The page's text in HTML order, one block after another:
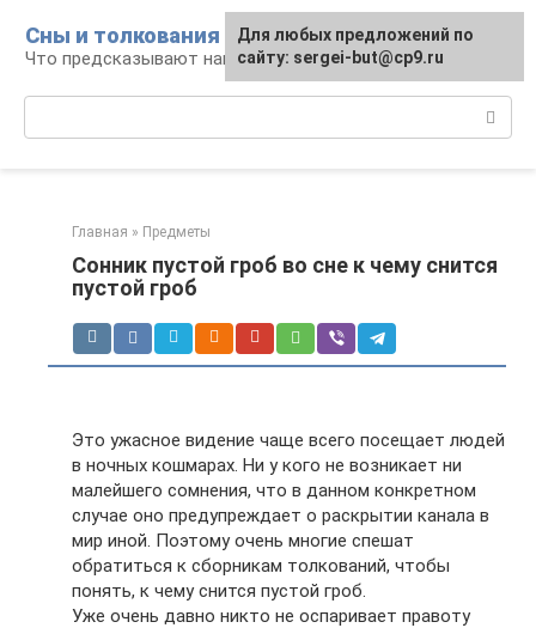
контенту
Сны и толкования
Что предсказывают нам наши сны
Главная » Предметы
Сонник пустой гроб во сне к чему снится
пустой гроб
Это ужасное видение чаще всего посещает людей
в ночных кошмарах. Ни у кого не возникает ни
малейшего сомнения, что в данном конкретном
случае оно предупреждает о раскрытии канала в
мир иной. Поэтому очень многие спешат
обратиться к сборникам толкований, чтобы
понять, к чему снится пустой гроб.
Уже очень давно никто не оспаривает правоту
Для любых предложений по
сайту: sergei-but@cp9.ru